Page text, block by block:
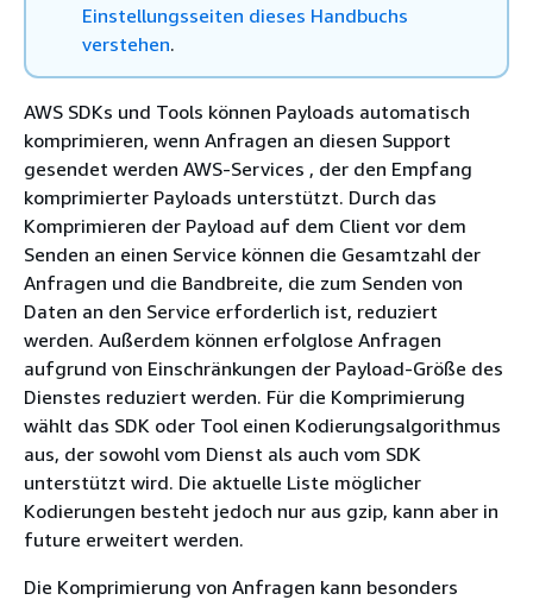
Einstellungsseiten dieses Handbuchs
verstehen.
AWS SDKs und Tools können Payloads automatisch
komprimieren, wenn Anfragen an diesen Support
gesendet werden AWS-Services , der den Empfang
komprimierter Payloads unterstützt. Durch das
Komprimieren der Payload auf dem Client vor dem
Senden an einen Service können die Gesamtzahl der
Anfragen und die Bandbreite, die zum Senden von
Daten an den Service erforderlich ist, reduziert
werden. Außerdem können erfolglose Anfragen
aufgrund von Einschränkungen der Payload-Größe des
Dienstes reduziert werden. Für die Komprimierung
wählt das SDK oder Tool einen Kodierungsalgorithmus
aus, der sowohl vom Dienst als auch vom SDK
unterstützt wird. Die aktuelle Liste möglicher
Kodierungen besteht jedoch nur aus gzip, kann aber in
future erweitert werden.
Die Komprimierung von Anfragen kann besonders